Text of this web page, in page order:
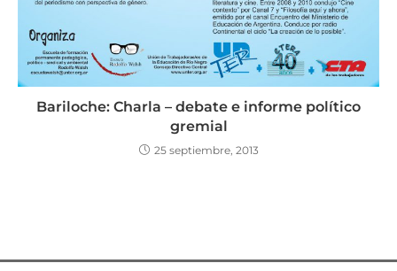
Bariloche: Charla – debate e informe político
gremial
25 septiembre, 2013